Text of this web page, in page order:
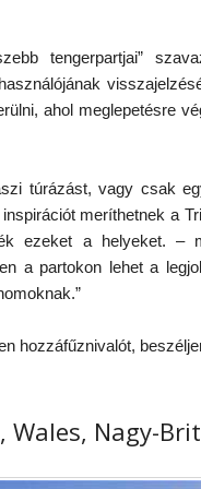
tengerpartjai”
ahol meglepetésre
túrázást, vagy csak
meríthetnek a
ezeket a helyeket. –
a partokon lehet a
hozzáfűznivalót,
Wales, Nagy-